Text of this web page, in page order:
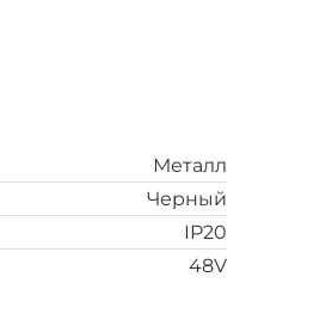
Металл
Черный
IP20
48V